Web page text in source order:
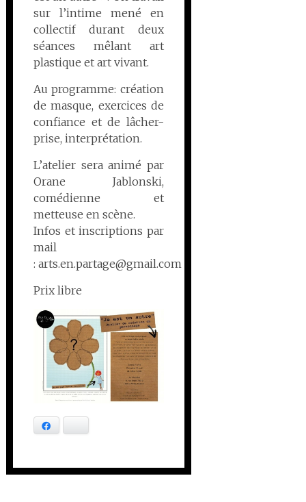
sur l’intime mené en
collectif durant deux
séances mêlant art
plastique et art vivant.
Au programme: création
de masque, exercices de
confiance et de lâcher-
prise, interprétation.
L’atelier sera animé par
Orane Jablonski,
comédienne et
metteuse en scène.
Infos et inscriptions par
mail
: arts.en.partage@gmail.com
Prix libre